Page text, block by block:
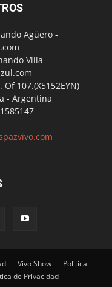
Agüero -
Villa -
107.(X5152EYN)
- Argentina
Vivo Show
Política
de Privacidad